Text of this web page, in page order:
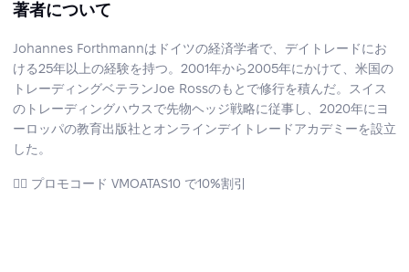
著者について
Johannes Forthmannはドイツの経済学者で、デイトレードにお
ける25年以上の経験を持つ。2001年から2005年にかけて、米国の
トレーディングベテランJoe Rossのもとで修行を積んだ。スイス
のトレーディングハウスで先物ヘッジ戦略に従事し、2020年にヨ
ーロッパの教育出版社とオンラインデイトレードアカデミーを設立
した。
☝🏻 プロモコード VMOATAS10 で10%割引